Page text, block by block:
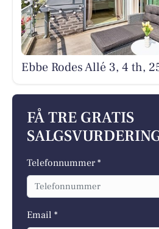
Ebbe Rodes Allé 3, 4 th,
FÅ TRE GRATIS
Telefonnummer *
Email *